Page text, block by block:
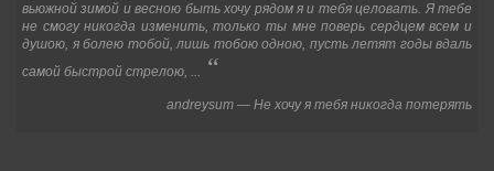
вьюжной зимой и весною быть хочу рядом я и тебя целовать. Я тебе
не смогу никогда изменить, только ты мне поверь сердцем всем и
душою, я болею тобой, лишь тобою одною, пусть летят годы вдаль
самой быстрой стрелою, ... “
andreysum — Не хочу я тебя никогда потерять